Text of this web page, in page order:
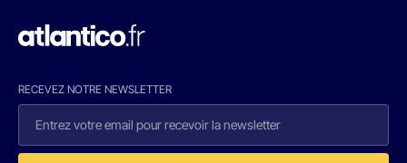
RECEVEZ NOTRE NEWSLETTER